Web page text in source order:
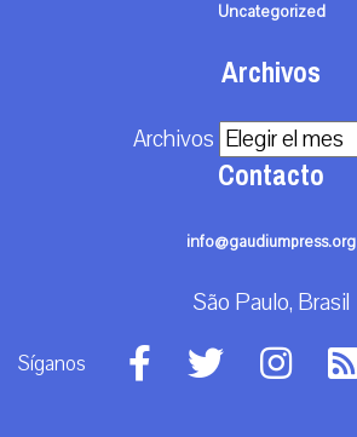
Uncategorized
Archivos
Archivos
Contacto
info@gaudiumpress.org
São Paulo, Brasil
Síganos